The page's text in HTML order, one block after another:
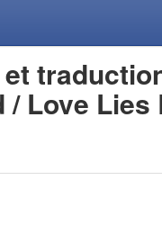
/ Love Lies